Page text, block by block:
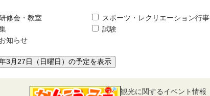
修会・教室
スポーツ・レクリエーション行事
試験
知らせ
3月27日（日曜日）の予定を表示
観光に関するイベント情報